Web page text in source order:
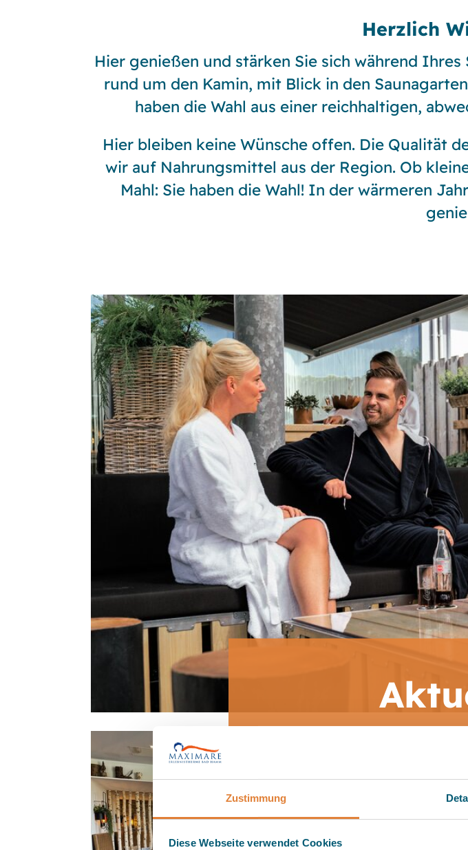
Zustimmung
Diese Webseite verwendet Cookies
+++ Täglicher
Aquatrack von
Ferienspaßtag:
Herzlich
Hier genießen und stärken Sie sich während
rund um den Kamin, mit Blick in den
haben die Wahl aus einer reichhaltigen,
Hier bleiben keine Wünsche offen. Die Qualität
wir auf Nahrungsmittel aus der Region. Ob
Mahl: Sie haben die Wahl! In der wärmeren